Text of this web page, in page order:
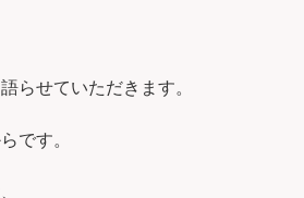
らせていただきます。
です。